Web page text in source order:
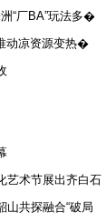
“厂BA”玩法多�
动凉资源变热�
艺术节展出齐白石
山共探融合“破局